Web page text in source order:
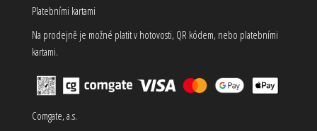
Platebními kartami
Na prodejně je možné platit v hotovosti, QR kódem, nebo platebními
kartami.
Comgate, a.s.